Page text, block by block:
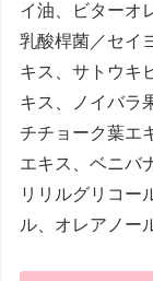
イ油、ビターオ
乳酸桿菌／セイ
キス、サトウキ
キス、ノイバラ
チチョーク葉エ
エキス、ベニバ
リリルグリコー
ル、オレアノー